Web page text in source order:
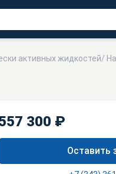
активных жидкостей/
300 ₽
Оставить